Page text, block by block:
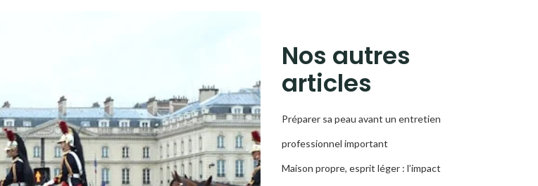
Nos autres
articles
Préparer sa peau avant un entretien
professionnel important
Maison propre, esprit léger : l’impact